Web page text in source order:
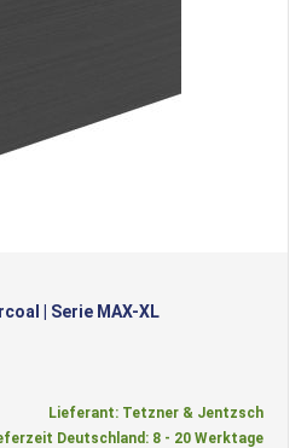
| Serie MAX-XL
Lieferant: Tetzner & Jentzsch
Deutschland: 8 - 20 Werktage